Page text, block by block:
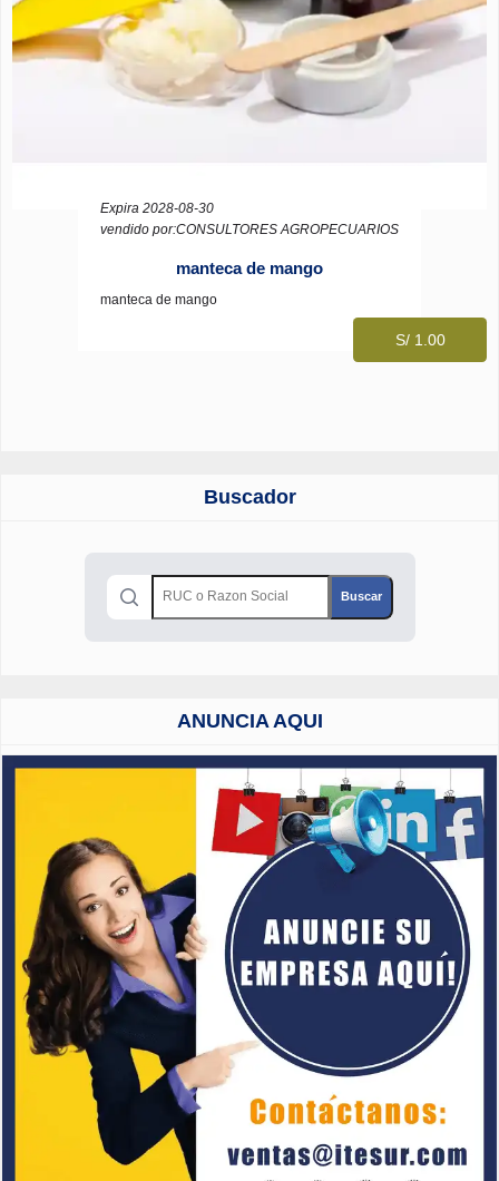
Expira 2028-08-30
vendido por:CONSULTORES AGROPECUARIOS
manteca de mango
manteca de mango
S/ 1.00
Buscador
ANUNCIA AQUI